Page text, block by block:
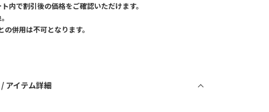
内で割引後の価格をご確認いただけます。
併用は不可となります。
/ アイテム詳細